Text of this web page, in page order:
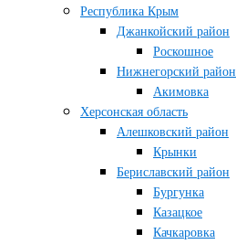
Республика Крым
Джанкойский район
Роскошное
Нижнегорский район
Акимовка
Херсонская область
Алешковский район
Крынки
Бериславский район
Бургунка
Казацкое
Качкаровка